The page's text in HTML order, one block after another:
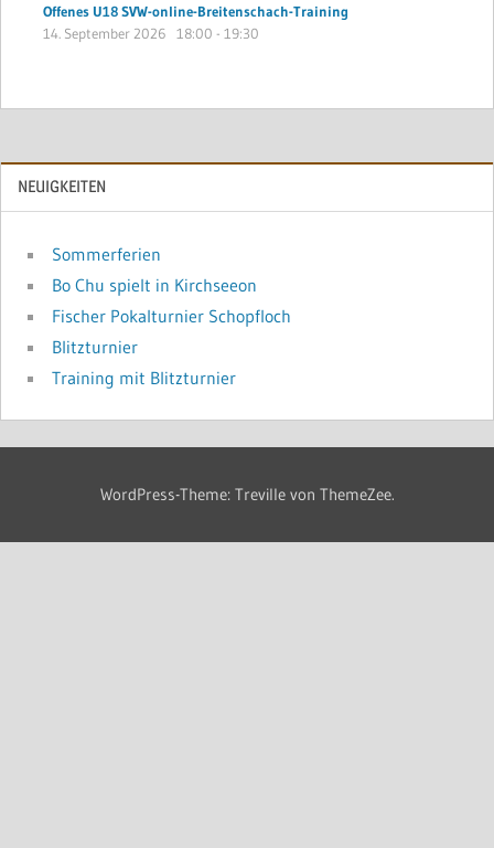
Offenes U18 SVW-online-Breitenschach-Training
14. September 2026 18:00 - 19:30
NEUIGKEITEN
Sommerferien
Bo Chu spielt in Kirchseeon
Fischer Pokalturnier Schopfloch
Blitzturnier
Training mit Blitzturnier
WordPress-Theme: Treville von ThemeZee.